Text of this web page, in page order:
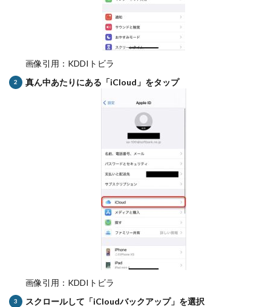
画像引用：KDDIトビラ
真ん中あたりにある「iCloud」をタップ
画像引用：KDDIトビラ
スクロールして「iCloudバックアップ」を選択